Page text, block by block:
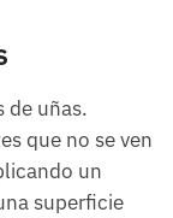
de uñas.
que no se ven
un
superficie